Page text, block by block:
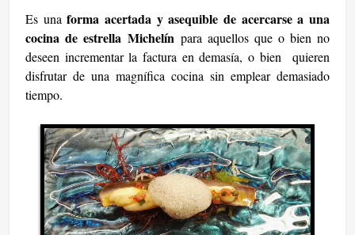
Es unaforma acertada y asequible de acercarse a una
cocina de estrella Michelín para aquellos que o bien no
deseen incrementar la factura en demasía, o bien quieren
disfrutar de una magnífica cocina sin emplear demasiado
tiempo.